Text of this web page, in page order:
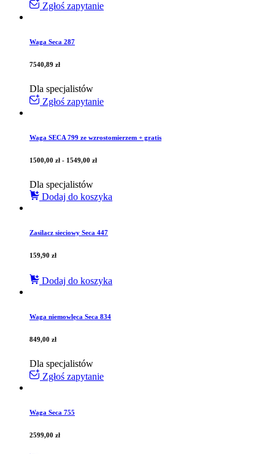
Zgłoś zapytanie
Waga Seca 287
7540,89 zł
Dla specjalistów
Zgłoś zapytanie
Waga SECA 799 ze wzrostomierzem + gratis
1500,00 zł - 1549,00 zł
Dla specjalistów
Dodaj do koszyka
Zasilacz sieciowy Seca 447
159,90 zł
Dodaj do koszyka
Waga niemowlęca Seca 834
849,00 zł
Dla specjalistów
Zgłoś zapytanie
Waga Seca 755
2599,00 zł